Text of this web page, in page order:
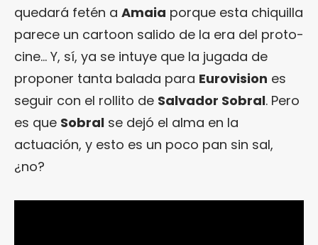
quedará fetén a Amaia porque esta chiquilla
parece un cartoon salido de la era del proto-
cine… Y, sí, ya se intuye que la jugada de
proponer tanta balada para Eurovision es
seguir con el rollito de Salvador Sobral. Pero
es que Sobral se dejó el alma en la
actuación, y esto es un poco pan sin sal,
¿no?